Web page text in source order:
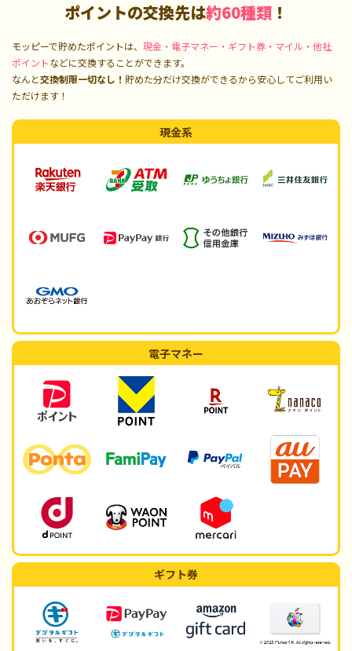
ポイントの交換先は約60種類 ！
モッピーで貯めたポイントは、 現金・電子マネー・ギフト券・マイル・他社
ポイントなどに交換することができます。
なんと交換制限一切なし！ 貯めた分だけ交換ができるから安心してご利用い
ただけます！
現金系
電子マネー
ギフト券